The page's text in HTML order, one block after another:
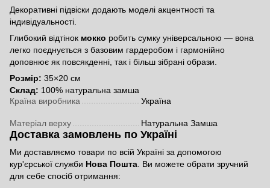
Декоративні підвіски додають моделі акцентності та
індивідуальності.
Глибокий відтінок мокко робить сумку універсальною — вона
легко поєднується з базовим гардеробом і гармонійно
доповнює як повсякденні, так і більш зібрані образи.
Розмір: 35×20 см
Склад: 100% натуральна замша
Країна виробника
Україна
Матеріал верху Натуральна Замша
Доставка замовлень по Україні
Ми доставляємо товари по всій Україні за допомогою
кур'єрської служби Нова Пошта. Ви можете обрати зручний
для себе спосіб отримання: